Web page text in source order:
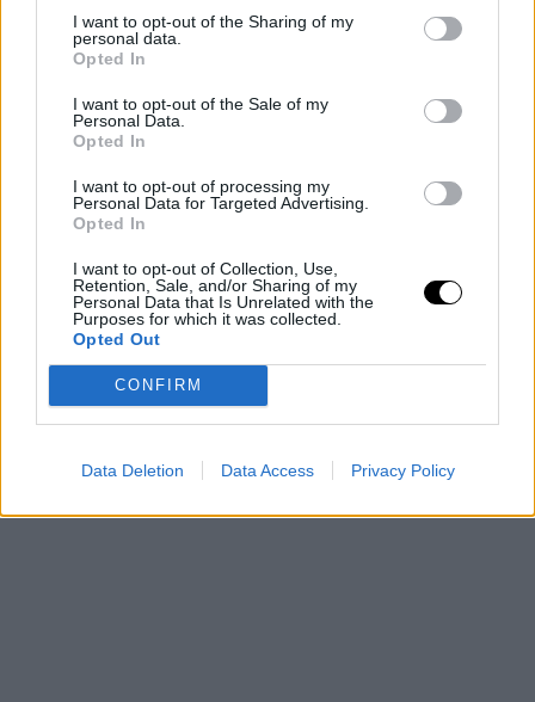
I want to opt-out of the Sharing of my
personal data.
Opted In
I want to opt-out of the Sale of my
Personal Data.
Opted In
I want to opt-out of processing my
Personal Data for Targeted Advertising.
Opted In
I want to opt-out of Collection, Use,
Retention, Sale, and/or Sharing of my
Personal Data that Is Unrelated with the
Purposes for which it was collected.
Opted Out
CONFIRM
Data Deletion Data Access Privacy Policy
de esa plaza. Tienen a 5.5 partidos a Los Angeles
Clippers, su gran rival a priori para llegar a las Finales de
la NBA. Hasta ahora han perdido los dos partidos que
han jugado durante el año. Este domingo vuelven a
hacerlo (20:30 horas). Veremos qué ocurre. Los Sixers
son sextos del Este tras haber perdido sus dos últimos